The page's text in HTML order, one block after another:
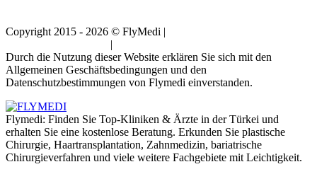
Copyright 2015 - 2026 © FlyMedi |
|
Durch die Nutzung dieser Website erklären Sie sich mit den
Allgemeinen Geschäftsbedingungen und den
Datenschutzbestimmungen von Flymedi einverstanden.
Flymedi: Finden Sie Top-Kliniken & Ärzte in der Türkei und
erhalten Sie eine kostenlose Beratung. Erkunden Sie plastische
Chirurgie, Haartransplantation, Zahnmedizin, bariatrische
Chirurgieverfahren und viele weitere Fachgebiete mit Leichtigkeit.